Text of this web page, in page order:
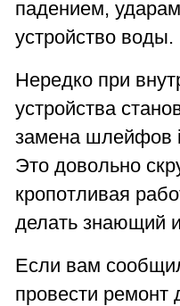
падением,
устройство воды.
Нередко при
устройства
замена шлейфов
Это довольно
кропотливая
делать знающий
Если вам
провести ремонт